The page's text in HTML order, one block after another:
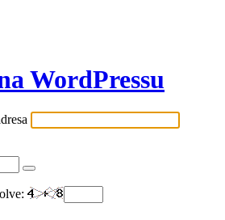
WordPressu